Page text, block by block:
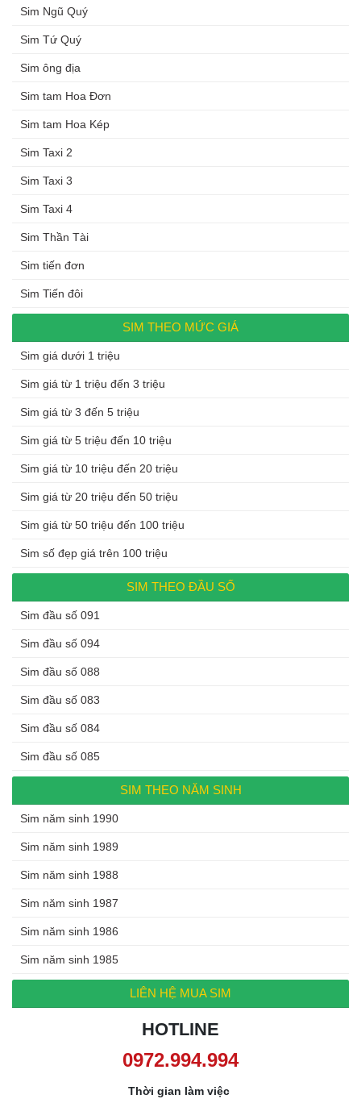
Sim Ngũ Quý
Sim Tứ Quý
Sim ông địa
Sim tam Hoa Đơn
Sim tam Hoa Kép
Sim Taxi 2
Sim Taxi 3
Sim Taxi 4
Sim Thần Tài
Sim tiến đơn
Sim Tiến đôi
SIM THEO MỨC GIÁ
Sim giá dưới 1 triệu
Sim giá từ 1 triệu đến 3 triệu
Sim giá từ 3 đến 5 triệu
Sim giá từ 5 triệu đến 10 triệu
Sim giá từ 10 triệu đến 20 triệu
Sim giá từ 20 triệu đến 50 triệu
Sim giá từ 50 triệu đến 100 triệu
Sim số đẹp giá trên 100 triệu
SIM THEO ĐẦU SỐ
Sim đầu số 091
Sim đầu số 094
Sim đầu số 088
Sim đầu số 083
Sim đầu số 084
Sim đầu số 085
SIM THEO NĂM SINH
Sim năm sinh 1990
Sim năm sinh 1989
Sim năm sinh 1988
Sim năm sinh 1987
Sim năm sinh 1986
Sim năm sinh 1985
LIÊN HỆ MUA SIM
HOTLINE
0972.994.994
Thời gian làm việc